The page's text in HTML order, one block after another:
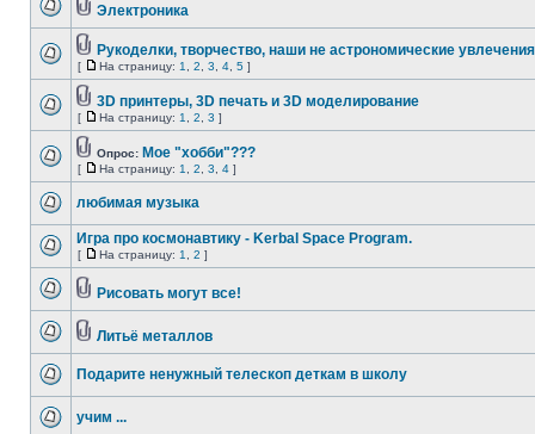
Электроника
Рукоделки, творчество, наши не астрономические увлечения
[ На страницу: 1 2 3 4 5 ]
3D принтеры, 3D печать и 3D моделирование
[ На страницу: 1 2 3 ]
Опрос: Мое "хобби"???
[ На страницу: 1 2 3 4 ]
любимая музыка
Игра про космонавтику - Kerbal Space Program.
[ На страницу: 1 2 ]
Рисовать могут все!
Литьё металлов
Подарите ненужный телескоп деткам в школу
учим ...